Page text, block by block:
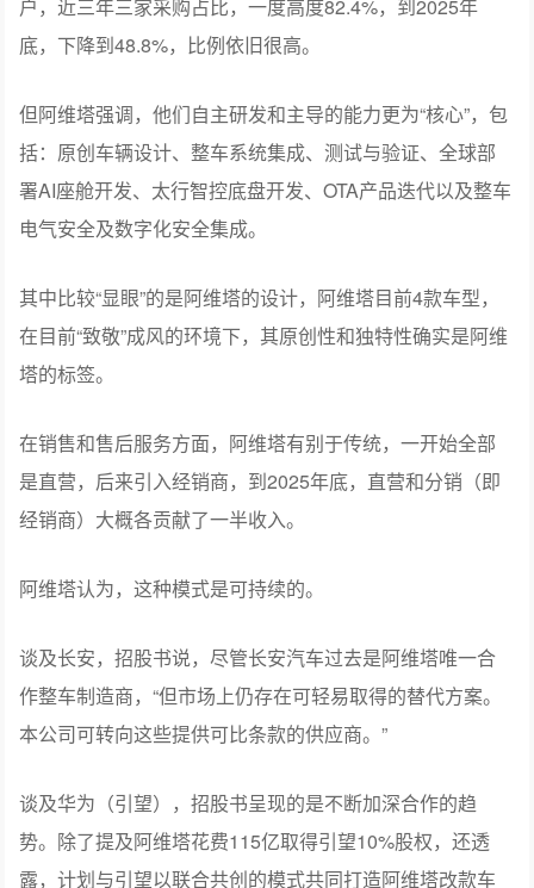
在这一模式下，长安、宁德和华为成为阿维塔的供应商大
户，近三年三家采购占比，一度高度82.4%，到2025年
底，下降到48.8%，比例依旧很高。
括：原创车辆设计、整车系统集成、测试与验证、全球部
署AI座舱开发、太行智控底盘开发、OTA产品迭代以及整车
电气安全及数字化安全集成。
其中比较“显眼”的是阿维塔的设计，阿维塔目前4款车型，
在目前“致敬”成风的环境下，其原创性和独特性确实是阿维
塔的标签。
在销售和售后服务方面，阿维塔有别于传统，一开始全部
经销商）大概各贡献了一半收入。
阿维塔认为，这种模式是可持续的。
谈及长安，招股书说，尽管长安汽车过去是阿维塔唯一合
作整车制造商，“但市场上仍存在可轻易取得的替代方案。